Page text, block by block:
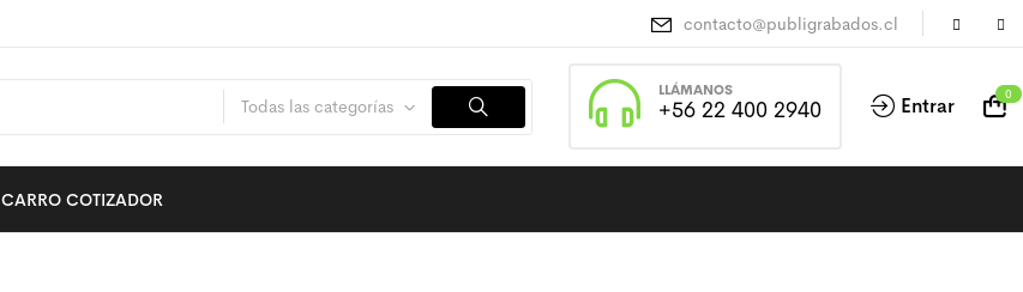
contacto@publigrabados.cl
Todas las categorías
LLÁMANOS
+56 22 400 2940 Entrar 0
CARRO COTIZADOR